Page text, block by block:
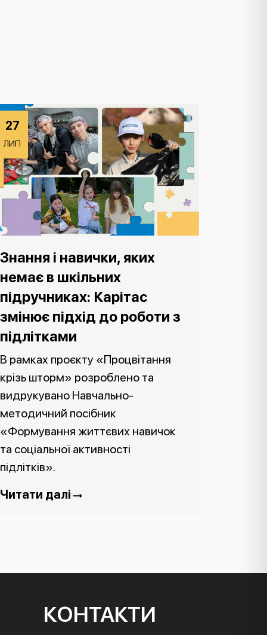
27
ЛИП
Знання і навички, яких
немає в шкільних
підручниках: Карітас
змінює підхід до роботи з
підлітками
В рамках проєкту «Процвітання
крізь шторм» розроблено та
видрукувано Навчально-
методичний посібник
«Формування життєвих навичок
та соціальної активності
підлітків».
Читати далі
КОНТАКТИ